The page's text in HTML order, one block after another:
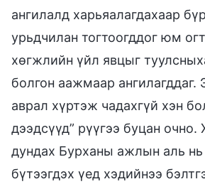
ангилалд харьяалагдахаар
урьдчилан тогтоогддог юм
хөгжлийн үйл явцыг
болгон аажмаар ангилагддаг.
аврал хүртэж чадахгүй хэн
дээдсүүд” рүүгээ буцан очно.
дундах Бурханы ажлын аль нь
бүтээгдэх үед хэдийнээ